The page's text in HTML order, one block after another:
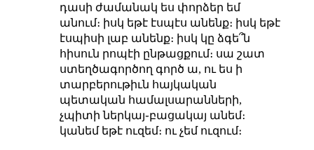
դասի ժամանակ ես փորձեր եմ
անում։ իսկ եթէ էսպէս անենք։ իսկ եթէ
էսպիսի լաբ անենք։ իսկ կը ձգե՞ն
հիսուն րոպէի ընթացքում։ սա շատ
ստեղծագործող գործ ա, ու ես ի
տարբերութիւն հայկական
պետական համալսարանների,
չպիտի ներկայ֊բացակայ անեմ։
կանեմ եթէ ուզեմ։ ու չեմ ուզում։